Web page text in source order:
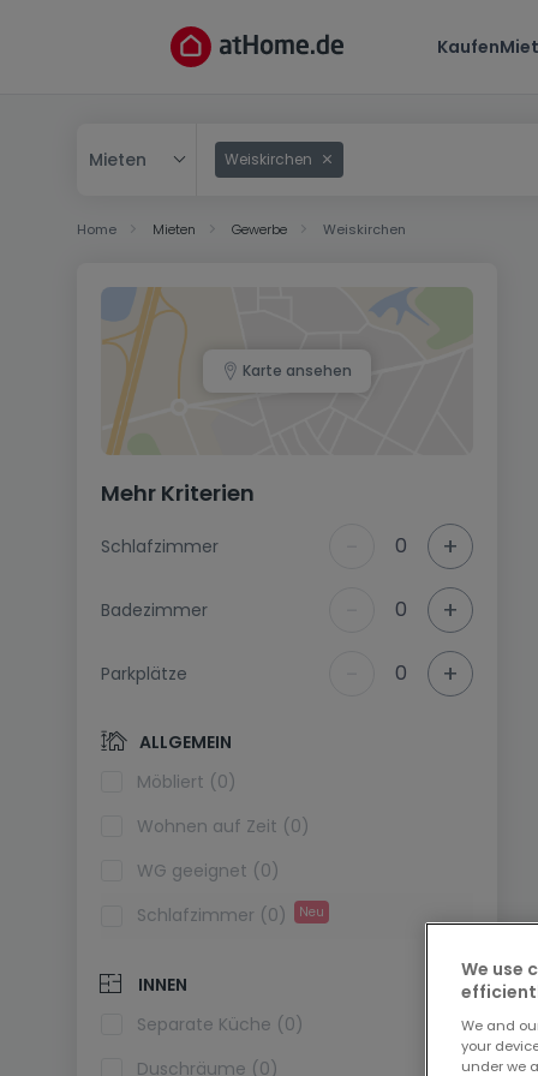
Kaufen
Mieten Weiskirchen
Home Mieten Gewerbe Weiskirchen
Karte ansehen
Mehr Kriterien
Schlafzimmer 0 +
Badezimmer 0 +
Parkplätze 0 +
ALLGEMEIN
Möbliert (0)
Wohnen auf Zeit (0)
WG geeignet (0)
Schlafzimmer (0)
Neu
INNEN
Separate Küche (0)
Duschräume (0)
We use
We and
your
under we